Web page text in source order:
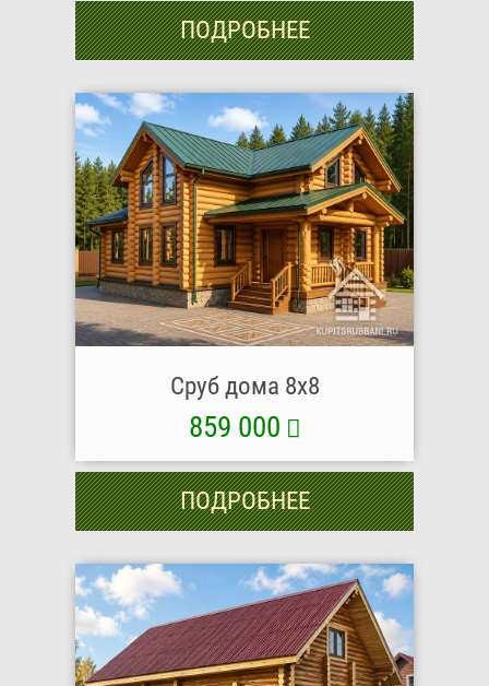
ПОДРОБНЕЕ
Сруб дома 8х8
859 000
ПОДРОБНЕЕ